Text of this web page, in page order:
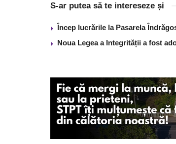
S-ar putea să te intereseze și
Încep lucrările la Pasarela
Noua Legea a Integrității a fost